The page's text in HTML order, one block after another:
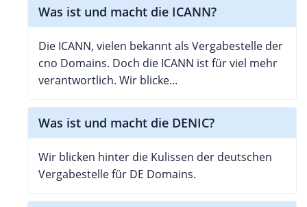
Was ist und macht die ICANN?
Die ICANN, vielen bekannt als Vergabestelle der
cno Domains. Doch die ICANN ist für viel mehr
verantwortlich. Wir blicke...
Was ist und macht die DENIC?
Wir blicken hinter die Kulissen der deutschen
Vergabestelle für DE Domains.